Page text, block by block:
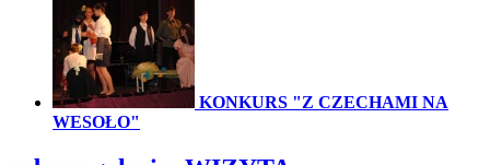
KONKURS "Z CZECHAMI NA
WESOŁO"